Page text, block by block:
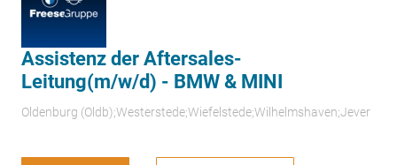
Assistenz der Aftersales-
Leitung(m/w/d) - BMW & MINI
Oldenburg (Oldb);Westerstede;Wiefelstede;Wilhelmshaven;Jever